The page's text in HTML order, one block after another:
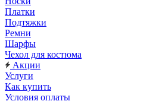
Платки
Подтяжки
Ремни
Шарфы
Чехол для костюма
Акции
Услуги
Как купить
Условия оплаты